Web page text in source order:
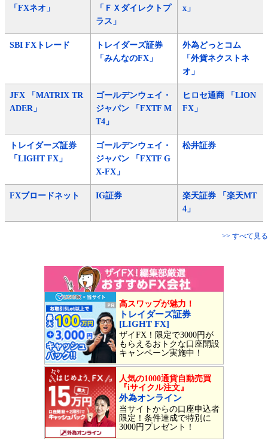
「FXネオ」
「ＦＸダイレクトプ
ラス」
x」
SBI FXトレード
トレイダーズ証券
「みんなのFX」
外為どっとコム
「外貨ネクストネ
オ」
JFX 「MATRIX TR
ADER」
ゴールデンウェイ・
ジャパン 「FXTF M
T4」
ヒロセ通商 「LION
FX」
トレイダーズ証券
「LIGHT FX」
ゴールデンウェイ・
ジャパン 「FXTF G
X-FX」
松井証券
FXブロードネット IG証券
楽天証券 「楽天MT
4」
>> すべて見る
高スワップが魅力！
トレイダーズ証券
[LIGHT FX]
ザイFX！限定で3000円が
もらえるおトクな口座開設
キャンペーン実施中！
人気の1000通貨自動売買
『iサイクル注文』
外為オンライン
当サイトからの口座申込者
限定！条件達成で特別に
3000円プレゼント！